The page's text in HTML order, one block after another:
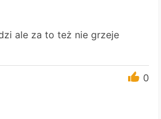
ale za to też nie grzeje
0